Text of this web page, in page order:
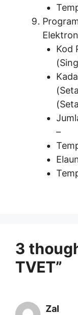
Kod
–
3
TVET”
Zal